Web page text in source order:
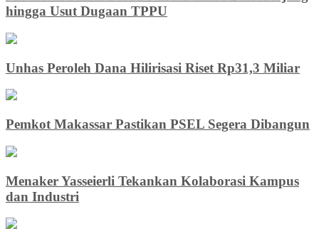
hingga Usut Dugaan TPPU
Unhas Peroleh Dana Hilirisasi Riset Rp31,3 Miliar
Pemkot Makassar Pastikan PSEL Segera Dibangun
Menaker Yasseierli Tekankan Kolaborasi Kampus
dan Industri